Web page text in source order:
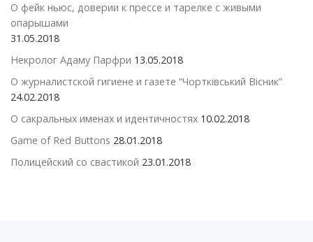
О фейк ньюс, доверии к прессе и тарелке с живыми
опарышами
31.05.2018
Некролог Адаму Парфри 13.05.2018
О журналистской гигиене и газете “Чортківський Вісник”
24.02.2018
О сакральных именах и идентичностях 10.02.2018
Game of Red Buttons 28.01.2018
Полицейский со свастикой 23.01.2018